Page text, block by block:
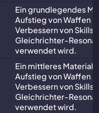
Ein grundlegendes
Aufstieg von Waffen
Verbessern von Skills
Gleichrichter-
verwendet wird.
Ein mittleres Material,
Aufstieg von Waffen
Verbessern von Skills
Gleichrichter-
verwendet wird.